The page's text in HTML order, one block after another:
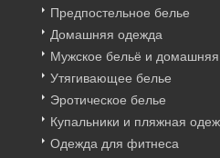
Предпостельное белье
Домашняя одежда
Мужское бельё и
Утягивающее белье
Эротическое белье
Купальники и пляжная
Одежда для фитнеса